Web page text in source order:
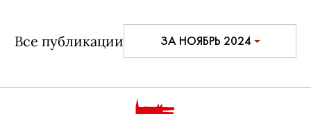
Все публикации ЗА НОЯБРЬ 2024